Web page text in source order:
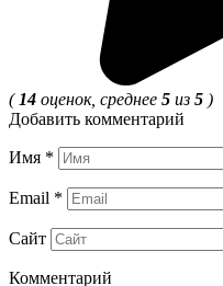
( 14 оценок, среднее 5 из 5 )
Добавить комментарий
Имя *
Email *
Сайт
Комментарий